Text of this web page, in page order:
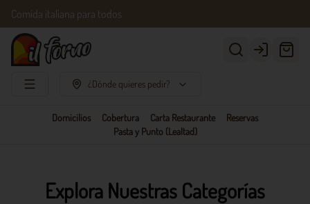
Comida italiana para todos
Login
¿Dónde quieres pedir?
Domicilios Cobertura Carta Restaurante
Reservas
Pasta y Punto (Lealtad)
Explora Nuestras Categorías